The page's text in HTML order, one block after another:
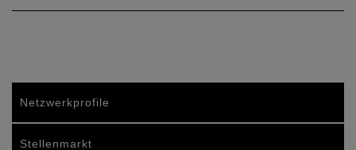
Netzwerkprofile
Stellenmarkt